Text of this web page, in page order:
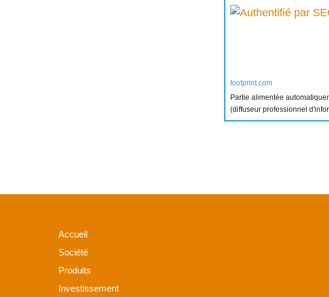
footprint.com
Partie alimentée
(diffuseur professionnel
Accueil
Société
Produits
Investissement